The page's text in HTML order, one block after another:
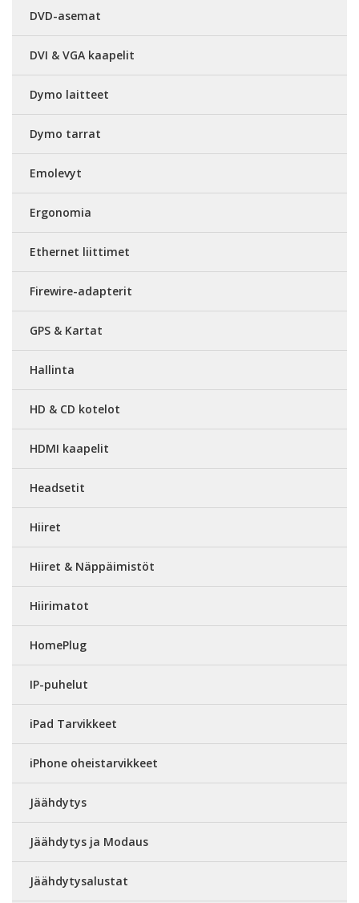
DVD-asemat
DVI & VGA kaapelit
Dymo laitteet
Dymo tarrat
Emolevyt
Ergonomia
Ethernet liittimet
Firewire-adapterit
GPS & Kartat
Hallinta
HD & CD kotelot
HDMI kaapelit
Headsetit
Hiiret
Hiiret & Näppäimistöt
Hiirimatot
HomePlug
IP-puhelut
iPad Tarvikkeet
iPhone oheistarvikkeet
Jäähdytys
Jäähdytys ja Modaus
Jäähdytysalustat